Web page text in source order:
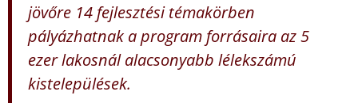
jövőre 14 fejlesztési témakörben
pályázhatnak a program forrásaira az 5
ezer lakosnál alacsonyabb lélekszámú
kistelepülések.